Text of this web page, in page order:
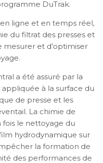
DuTrak.
ligne et en temps réel,
du filtrat des presses et
mesurer et d’optimiser
a été assuré par la
à la surface du
de presse et les
La chimie de
le nettoyage du
hydrodynamique sur
la formation de
des performances de